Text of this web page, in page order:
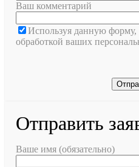
Ваш комментарий
Используя данную форму,
обработкой ваших
Отправить
Ваше имя (обязательно)